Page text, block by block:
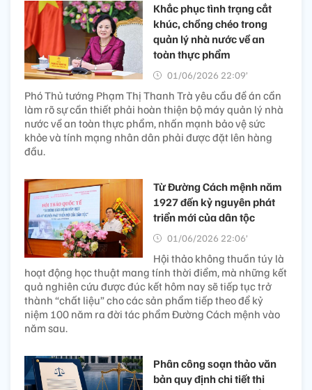
Khắc phục tình trạng cắt
khúc, chồng chéo trong
quản lý nhà nước về an
toàn thực phẩm
01/06/2026 22:09’
Phó Thủ tướng Phạm Thị Thanh Trà yêu cầu đề án cần
làm rõ sự cần thiết phải hoàn thiện bộ máy quản lý nhà
nước về an toàn thực phẩm, nhấn mạnh bảo vệ sức
khỏe và tính mạng nhân dân phải được đặt lên hàng
đầu.
Từ Đường Cách mệnh năm
1927 đến kỷ nguyên phát
triển mới của dân tộc
01/06/2026 22:06’
Hội thảo không thuần túy là
hoạt động học thuật mang tính thời điểm, mà những kết
quả nghiên cứu được đúc kết hôm nay sẽ tiếp tục trở
thành “chất liệu” cho các sản phẩm tiếp theo để kỷ
niệm 100 năm ra đời tác phẩm Đường Cách mệnh vào
năm sau.
Phân công soạn thảo văn
bản quy định chi tiết thi